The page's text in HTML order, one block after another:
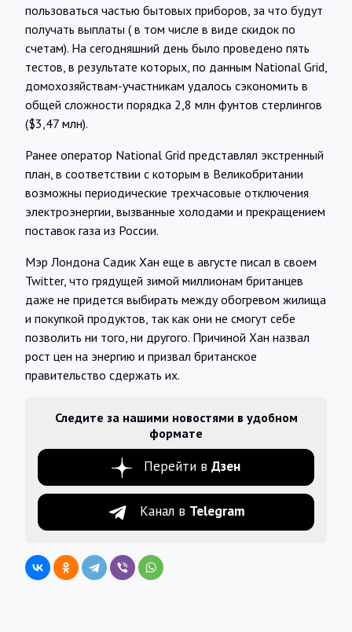
пользоваться частью бытовых приборов, за что будут
получать выплаты ( в том числе в виде скидок по
счетам). На сегодняшний день было проведено пять
тестов, в результате которых, по данным National Grid,
домохозяйствам-участникам удалось сэкономить в
общей сложности порядка 2,8 млн фунтов стерлингов
($3,47 млн).
Ранее оператор National Grid представлял экстренный
план, в соответствии с которым в Великобритании
возможны периодические трехчасовые отключения
электроэнергии, вызванные холодами и прекращением
поставок газа из России.
Мэр Лондона Садик Хан еще в августе писал в своем
Twitter, что грядущей зимой миллионам британцев
даже не придется выбирать между обогревом жилища
и покупкой продуктов, так как они не смогут себе
позволить ни того, ни другого. Причиной Хан назвал
рост цен на энергию и призвал британское
правительство сдержать их.
Следите за нашими новостями в удобном
формате
Перейти в Дзен
Канал в Telegram